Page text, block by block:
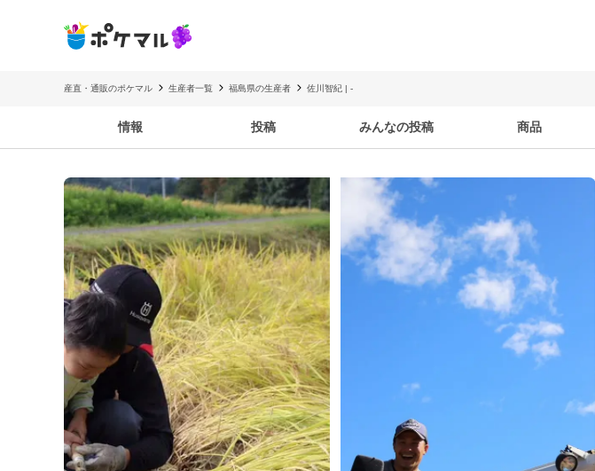
産直・通販のポケマル 生産者一覧 福島県の生産者 佐川智紀 | -
情報 投稿 みんなの投稿 商品